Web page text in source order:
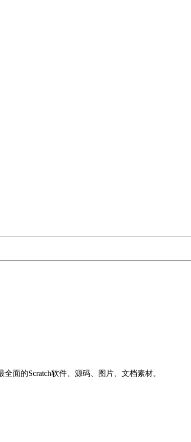
面的Scratch软件、源码、图片、文档素材。